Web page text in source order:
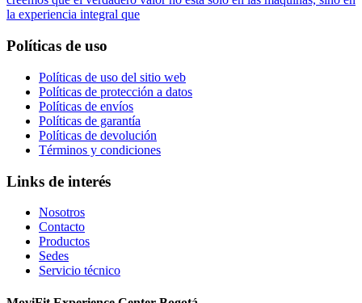
la experiencia integral que
Políticas de uso
Políticas de uso del sitio web
Políticas de protección a datos
Políticas de envíos
Políticas de garantía
Políticas de devolución
Términos y condiciones
Links de interés
Nosotros
Contacto
Productos
Sedes
Servicio técnico